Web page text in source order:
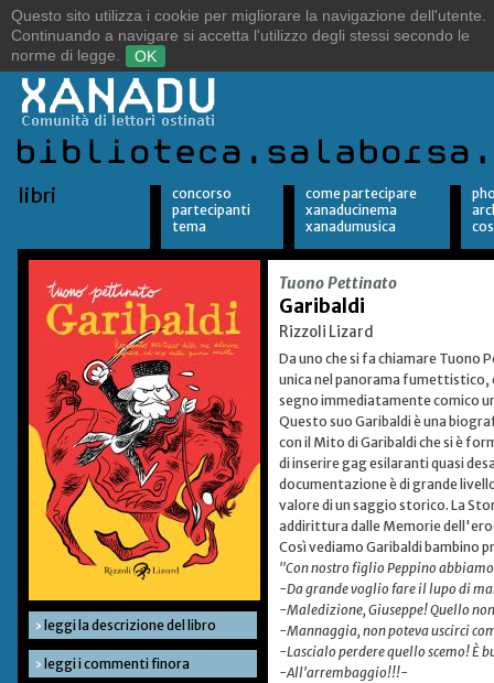
Sulle orme del vento.
Alla ricerca della libertà.
libri
concorso
partecipanti
tema
come partecipare
xanaducinema
xanadumusica
› leggi la descrizione del libro
› leggi i commenti finora
Tuono Pettinato
Garibaldi
Rizzoli Lizard
Da uno che si fa chiamare Tuono
unica nel panorama fumettistico,
segno immediatamente comico
Questo suo Garibaldi è una
con il Mito di Garibaldi che si è
di inserire gag esilaranti quasi
documentazione è di grande
valore di un saggio storico. La
addirittura dalle Memorie
Così vediamo Garibaldi bambino
"Con nostro figlio Peppino
-Da grande voglio fare il lupo di
-Maledizione, Giuseppe! Quello
-Mannaggia, non poteva uscirci
-Lascialo perdere quello scemo! È
-All'arrembaggio!!!-